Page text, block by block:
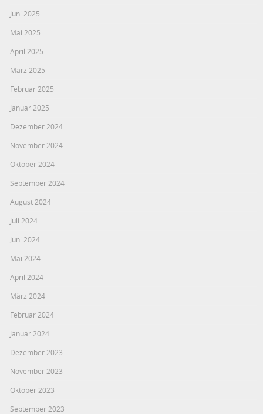
Juni 2025
Mai 2025
April 2025
März 2025
Februar 2025
Januar 2025
Dezember 2024
November 2024
Oktober 2024
September 2024
August 2024
Juli 2024
Juni 2024
Mai 2024
April 2024
März 2024
Februar 2024
Januar 2024
Dezember 2023
November 2023
Oktober 2023
September 2023